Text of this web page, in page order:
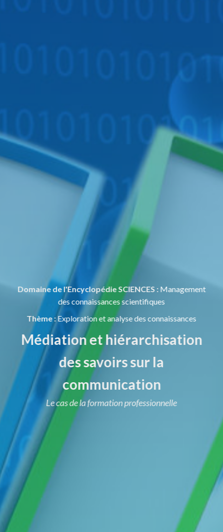
Domaine de l'Encyclopédie SCIENCES : Management
des connaissances scientifiques
Thème :Exploration et analyse des connaissances
Médiation et hiérarchisation
des savoirs sur la
communication
Le cas de la formation professionnelle